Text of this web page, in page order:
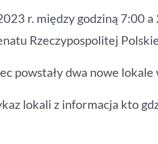
r. między godziną 7:00 a
Rzeczypospolitej
powstały dwa nowe lokale
lokali z informacja kto